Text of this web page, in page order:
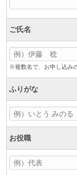
ご氏名
※複数名で、お申し込み
ふりがな
お役職